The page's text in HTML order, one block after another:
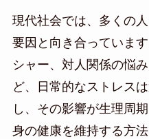
現代社会では、多くの
要因と向き合っていま
シャー、対人関係の悩
ど、日常的なストレス
し、その影響が生理周
身の健康を維持する方